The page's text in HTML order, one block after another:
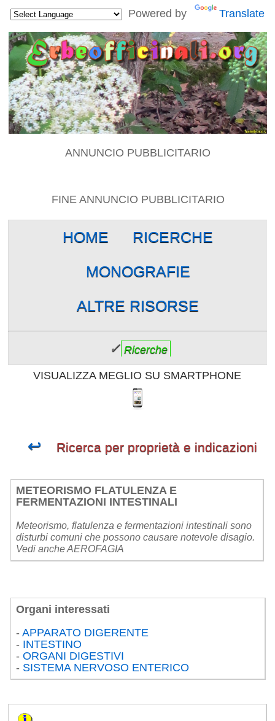
Powered by Translate
ANNUNCIO PUBBLICITARIO
FINE ANNUNCIO PUBBLICITARIO
HOME RICERCHE
MONOGRAFIE
ALTRE RISORSE
✓ Ricerche
VISUALIZZA MEGLIO SU SMARTPHONE
↩ Ricerca per proprietà e indicazioni
METEORISMO FLATULENZA E
FERMENTAZIONI INTESTINALI
Meteorismo, flatulenza e fermentazioni intestinali sono
disturbi comuni che possono causare notevole disagio.
Vedi anche AEROFAGIA
Organi interessati
-APPARATO DIGERENTE
- INTESTINO
-ORGANI DIGESTIVI
- SISTEMA NERVOSO ENTERICO